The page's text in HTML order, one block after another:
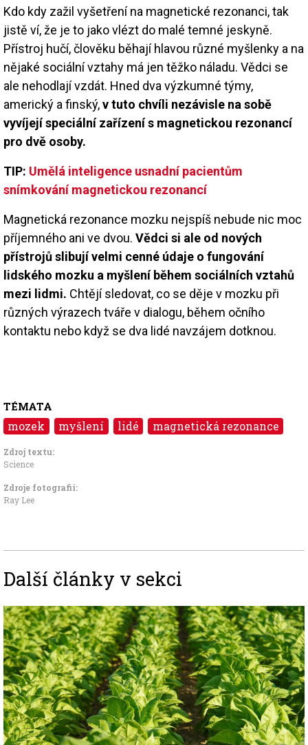
Kdo kdy zažil vyšetření na magnetické rezonanci, tak
jistě ví, že je to jako vlézt do malé temné jeskyně.
Přístroj hučí, člověku běhají hlavou různé myšlenky a na
nějaké sociální vztahy má jen těžko náladu. Vědci se
ale nehodlají vzdát. Hned dva výzkumné týmy,
americký a finský,v tuto chvíli nezávisle na sobě
vyvíjejí speciální zařízení s magnetickou rezonancí
pro dvě osoby.
TIP: Umělá inteligence usnadní pacientům
snímkování magnetickou rezonancí
Magnetická rezonance mozku nejspíš nebude nic moc
příjemného ani ve dvou. Vědci si ale od nových
přístrojů slibují velmi cenné údaje o fungování
lidského mozku a myšlení během sociálních vztahů
mezi lidmi. Chtějí sledovat, co se děje v mozku při
různých výrazech tváře v dialogu, během očního
kontaktu nebo když se dva lidé navzájem dotknou.
TÉMATA
mozek myšlení lidé magnetická rezonance
Zdroj textu:
Science
Zdroje fotografii:
Ray Lee
Další články v sekci
Image